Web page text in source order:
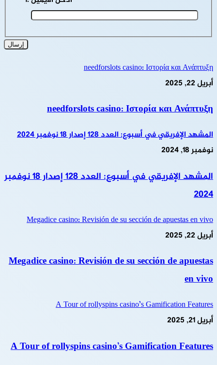
needforslots casino: Ιστορία και Ανάπτυξη
أبريل 22, 2025
needforslots casino: Ιστορία και Ανάπτυξη
المشهد الإفريقي في أسبوع: العدد 128 إصدار 18 نوفمبر 2024
نوفمبر 18, 2024
المشهد الإفريقي في أسبوع: العدد 128 إصدار 18 نوفمبر
2024
Megadice casino: Revisión de su sección de apuestas en vivo
أبريل 22, 2025
Megadice casino: Revisión de su sección de apuestas
en vivo
A Tour of rollyspins casino’s Gamification Features
أبريل 21, 2025
A Tour of rollyspins casino’s Gamification Features